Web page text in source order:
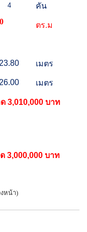
4 คัน
ตร.ม
23.80 เมตร
26.00 เมตร
3,010,000 บาท
3,000,000 บาท
หน้า)